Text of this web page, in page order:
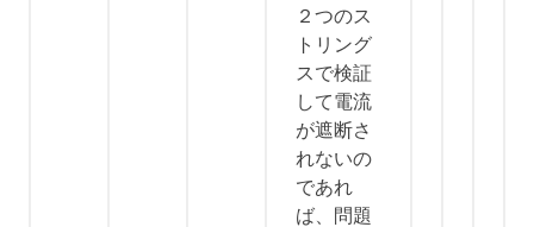
２つのス
トリング
スで検証
して電流
が遮断さ
れないの
であれ
ば、問題